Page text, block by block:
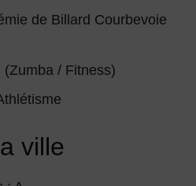
de Billard Courbevoie
(Zumba / Fitness)
ville